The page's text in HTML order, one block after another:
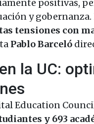
positivas,
y gobernanza.
tensiones con
Pablo Barceló
la UC:
Education
y 693